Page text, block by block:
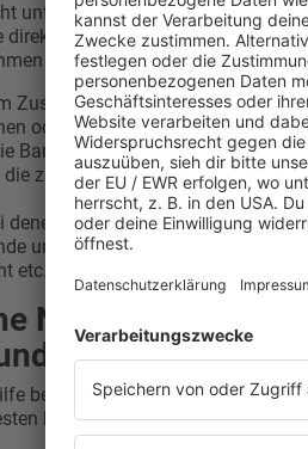
unter lebensgefährlichen, aber
direkt einorthopädischer Notdienst
folgender Szenarien
Zusammenhang mit
oder auch Sehnen- und
Bandscheibenvorfälle,
die zu einer Querschnittslähmung
denen eine zeitnahe antibiotische
und starke Schmerzen, die
etc.)
Nothilfe benötigt
benötigt, der muss sich im
helfen kann. In Dortmund